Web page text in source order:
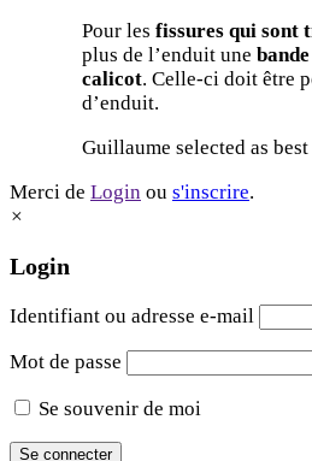
Pour les fissures qui sont
plus de l’enduit une
calicot. Celle-ci doit être
d’enduit.
Guillaume selected as
Merci de Login ou s'inscrire.
×
Login
Identifiant ou adresse e-mail
Mot de passe
Se souvenir de moi